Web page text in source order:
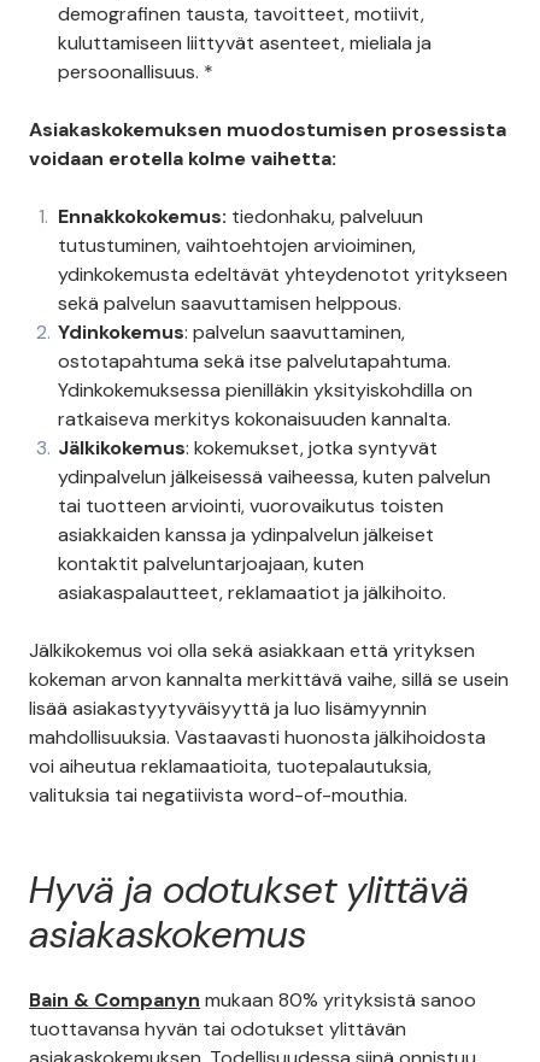
demografinen tausta, tavoitteet, motiivit,
kuluttamiseen liittyvät asenteet, mieliala ja
persoonallisuus. *
Asiakaskokemuksen muodostumisen prosessista
voidaan erotella kolme vaihetta:
Ennakkokokemus: tiedonhaku, palveluun
tutustuminen, vaihtoehtojen arvioiminen,
ydinkokemusta edeltävät yhteydenotot yritykseen
sekä palvelun saavuttamisen helppous.
Ydinkokemus: palvelun saavuttaminen,
ostotapahtuma sekä itse palvelutapahtuma.
Ydinkokemuksessa pienilläkin yksityiskohdilla on
ratkaiseva merkitys kokonaisuuden kannalta.
Jälkikokemus: kokemukset, jotka syntyvät
ydinpalvelun jälkeisessä vaiheessa, kuten palvelun
tai tuotteen arviointi, vuorovaikutus toisten
asiakkaiden kanssa ja ydinpalvelun jälkeiset
kontaktit palveluntarjoajaan, kuten
asiakaspalautteet, reklamaatiot ja jälkihoito.
Jälkikokemus voi olla sekä asiakkaan että yrityksen
kokeman arvon kannalta merkittävä vaihe, sillä se usein
lisää asiakastyytyväisyyttä ja luo lisämyynnin
mahdollisuuksia. Vastaavasti huonosta jälkihoidosta
voi aiheutua reklamaatioita, tuotepalautuksia,
valituksia tai negatiivista word-of-mouthia.
Hyvä ja odotukset ylittävä
asiakaskokemus
Bain & Companyn mukaan 80% yrityksistä sanoo
tuottavansa hyvän tai odotukset ylittävän